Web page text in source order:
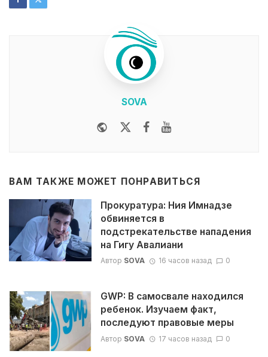
SOVA
WebsiteTwitterFacebook
ВАМ ТАКЖЕ МОЖЕТ ПОНРАВИТЬСЯ
Прокуратура: Ния Имнадзе
обвиняется в
подстрекательстве нападения
на Гигу Авалиани
Автор SOVA 16 часов назад 0
GWP: В самосвале находился
ребенок. Изучаем факт,
последуют правовые меры
Автор SOVA 17 часов назад 0